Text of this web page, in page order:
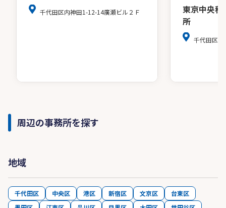
千代田区内神田1-12-14廣瀬ビル２Ｆ
東京中央
所
千代田区麹
周辺の事務所を探す
地域
千代田区 中央区 港区 新宿区 文京区
台東区